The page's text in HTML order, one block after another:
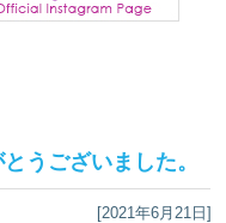
うございました。
[2021年6月21日]